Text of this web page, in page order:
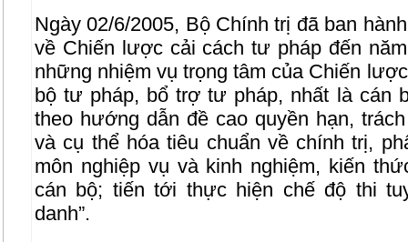
Ngày 02/6/2005, Bộ Chính trị đã ban
về Chiến lược cải cách tư pháp đến
những nhiệm vụ trọng tâm của Chiến
bộ tư pháp, bổ trợ tư pháp, nhất là cán
theo hướng dẫn đề cao quyền hạn,
và cụ thể hóa tiêu chuẩn về chính trị,
môn nghiệp vụ và kinh nghiệm, kiến
cán bộ; tiến tới thực hiện chế độ thi
danh”.